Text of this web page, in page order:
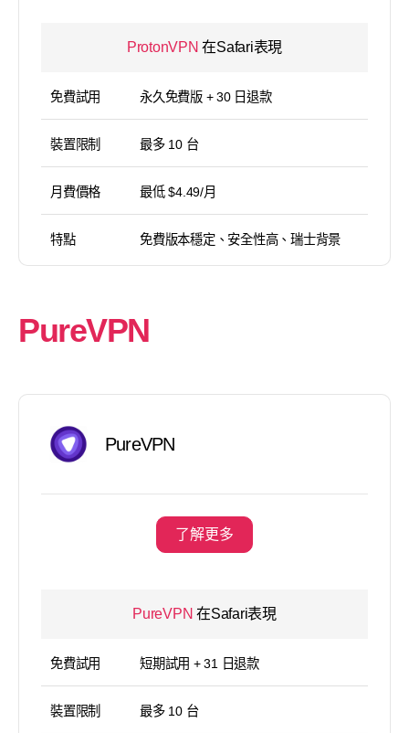
ProtonVPN 在Safari表現
免費試用 永久免費版 + 30 日退款
裝置限制 最多 10 台
月費價格 最低 $4.49/月
特點 免費版本穩定、安全性高、瑞士背景
PureVPN
PureVPN
了解更多
PureVPN 在Safari表現
免費試用 短期試用 + 31 日退款
裝置限制 最多 10 台